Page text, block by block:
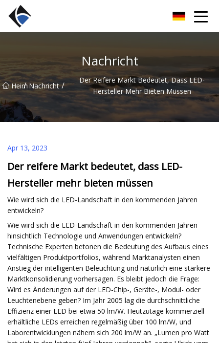
Nachricht
Heim
/ Nachricht /
Der Reifere Markt Bedeutet, Dass LED-
Hersteller Mehr Bieten Müssen
Apr 13, 2023
Der reifere Markt bedeutet, dass LED-
Hersteller mehr bieten müssen
Wie wird sich die LED-Landschaft in den kommenden Jahren
entwickeln?
Wie wird sich die LED-Landschaft in den kommenden Jahren
hinsichtlich Technologie und Anwendungen entwickeln?
Technische Experten betonen die Bedeutung des Aufbaus eines
vielfältigen Produktportfolios, während Marktanalysten einen
Anstieg der intelligenten Beleuchtung und natürlich eine stärkere
Marktkonsolidierung vorhersagen. Es bleibt jedoch die Frage:
Wird es Änderungen auf der LED-Chip-, Geräte-, Modul- oder
Leuchtenebene geben? Im Jahr 2005 lag die durchschnittliche
Effizienz einer LED bei etwa 50 lm/W. Heutzutage kommerziell
erhältliche LEDs erreichen regelmäßig über 100 lm/W, und
Laborentwicklungen nähern sich 200 lm/W an. „Lumen pro Watt